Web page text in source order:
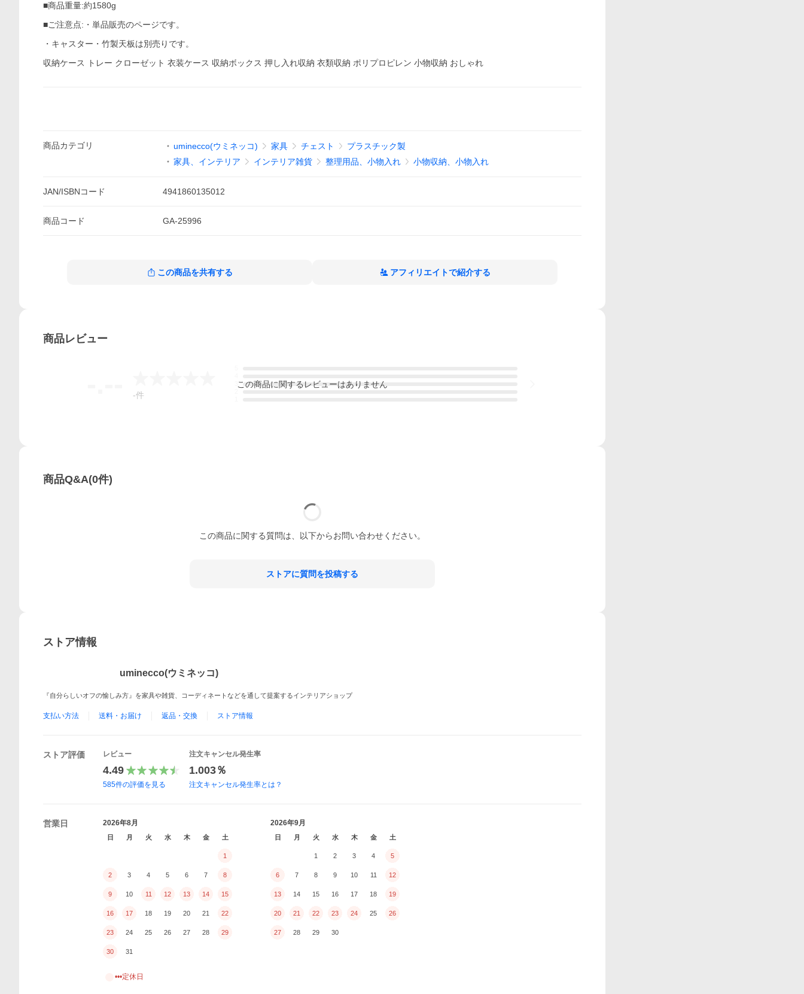
■商品重量:約1580g
■ご注意点:・単品販売のページです。
・キャスター・竹製天板は別売りです。
収納ケース トレー クローゼット 衣装ケース 収納ボックス 押し入れ収納 衣類収納 ポリプロピレン 小物収納 おしゃれ
商品カテゴリ uminecco(ウミネッコ) 家具 チェスト
プラスチック製
家具、インテリア
インテリア雑貨 整理用品、小物入れ 小物収納、小物入れ
JAN/ISBNコード 4941860135012
商品コード GA-25996
この商品を共有する アフィリエイトで紹介する
商品レビュー
-件
この商品に関するレビューはありません
商品Q&A(0件)
この商品に関する質問は、以下からお問い合わせください。
ストアに質問を投稿する
ストア情報
uminecco(ウミネッコ)
『自分らしいオフの愉しみ方』を家具や雑貨、コーディネートなどを通して提案するインテリアショップ
支払い方法 送料・お届け 返品・交換 ストア情報
ストア評価 レビュー
4.49
585件の評価を見る
注文キャンセル発生率
1.003％
注文キャンセル発生率とは？
営業日 2026年8月
日 月 火 水 木 金 土
1
2 3 4 5 6 7 8
9 10 11 12 13 14 15
16 17 18 19 20 21 22
23 24 25 26 27 28 29
30 31
2026年9月
日 月 火 水 木 金 土
1 2 3 4 5
6 7 8 9 10 11 12
13 14 15 16 17 18 19
20 21 22 23 24 25 26
27 28 29 30
•••定休日